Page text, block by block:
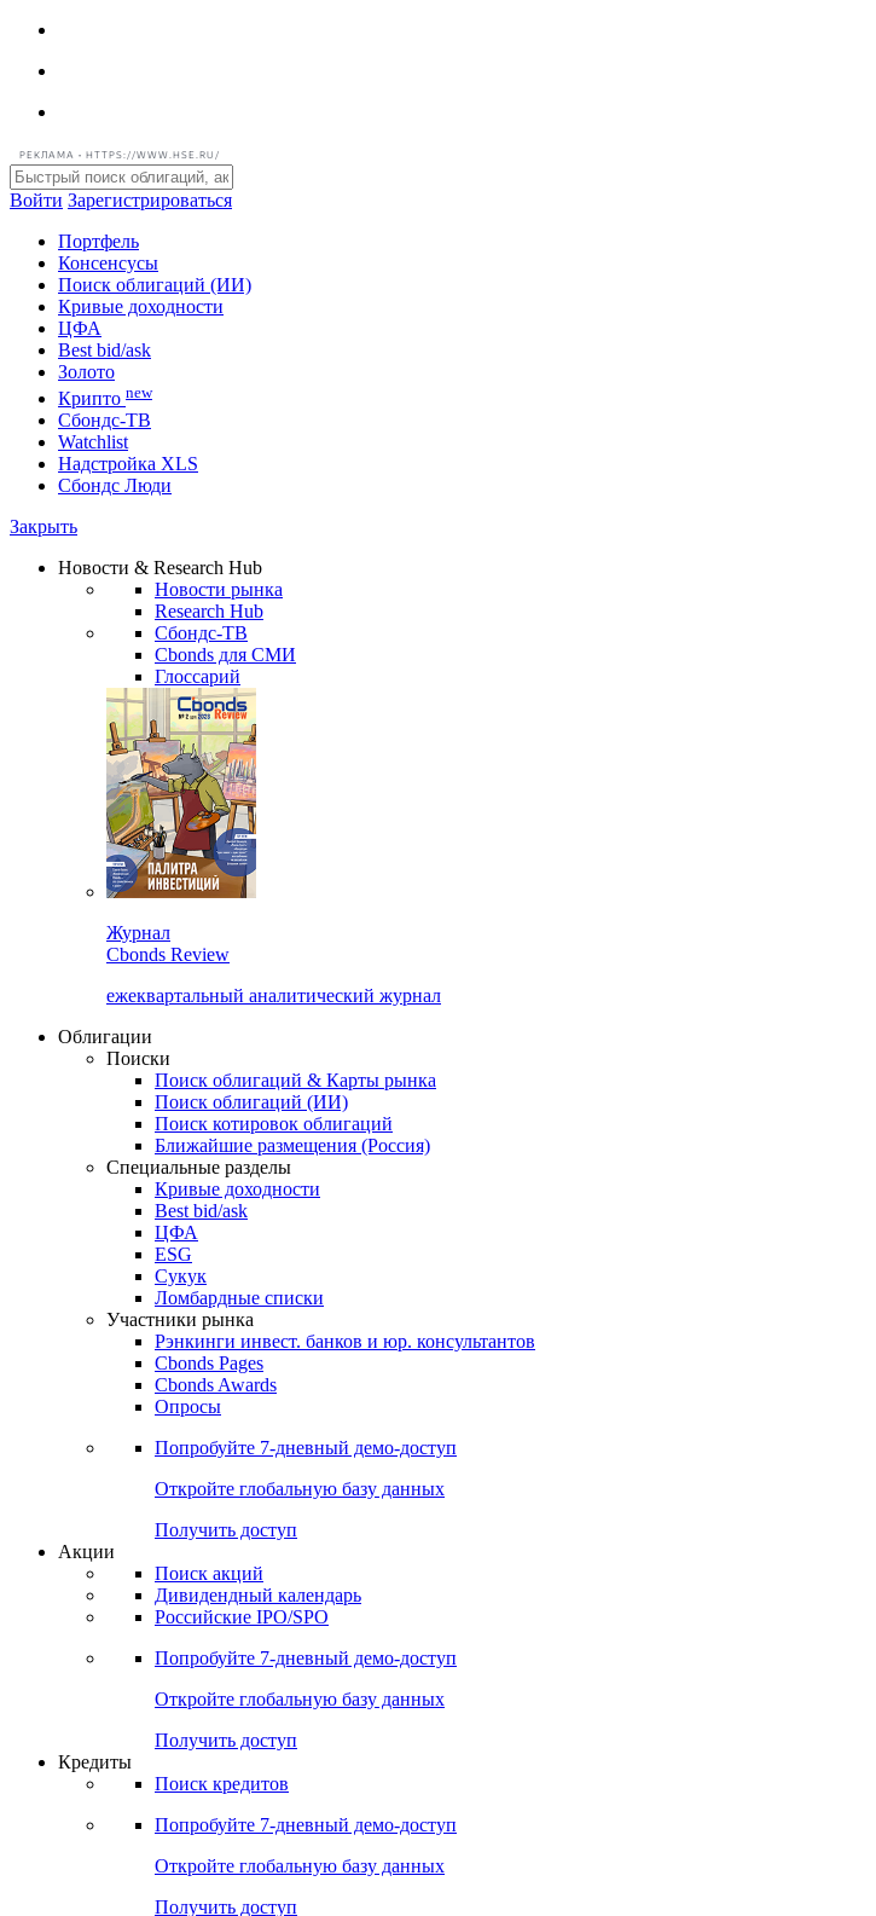
РЕКЛАМА • HTTPS://WWW.HSE.RU/
Войти Зарегистрироваться
Портфель
Консенсусы
Поиск облигаций (ИИ)
Кривые доходности
ЦФА
Best bid/ask
Золото
Криптоnew
Сбондс-ТВ
Надстройка XLS
Сбондс Люди
Новости & Research Hub
Новости рынка
Research Hub
Сбондс-ТВ
Cbonds для СМИ
Глоссарий
Журнал
Cbonds Review
ежеквартальный аналитический журнал
Облигации
Поиски
Поиск облигаций & Карты рынка
Поиск облигаций (ИИ)
Поиск котировок облигаций
Ближайшие размещения (Россия)
Специальные разделы
Кривые доходности
Best bid/ask
ЦФА
ESG
Сукук
Ломбардные списки
Участники рынка
Рэнкинги инвест. банков и юр. консультантов
Cbonds Pages
Cbonds Awards
Опросы
Попробуйте7-дневный
Откройте глобальную базу данных
Получить доступ
Акции
Поиск акций
Дивидендный календарь
Российские IPO/SPO
Попробуйте7-дневный
Откройте глобальную базу данных
Получить доступ
Кредиты
Поиск кредитов
Попробуйте7-дневный